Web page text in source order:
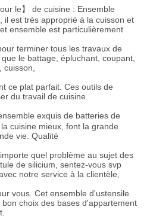
le】 de cuisine : Ensemble
il est très approprié à la cuisson et
ensemble est particulièrement
terminer tous les travaux de
le battage, épluchant, coupant,
cuisson,
ce plat parfait. Ces outils de
du travail de cuisine.
exquis de batteries de
cuisine mieux, font la grande
vie. Qualité
quel problème au sujet des
de silicium, sentez-vous svp
notre service à la clientèle,
vous. Cet ensemble d'ustensile
choix des bases d'appartement